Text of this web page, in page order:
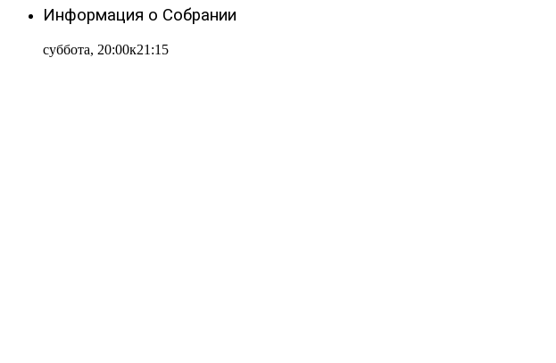
Информация о Собрании
суббота, 20:00к21:15